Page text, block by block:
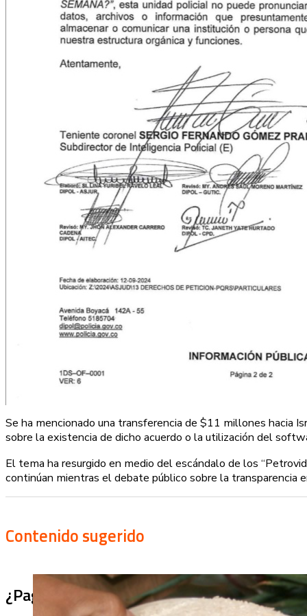
Se ha mencionado una transferencia de $11 millones hacia
sobre la existencia de dicho acuerdo o la utilización del
El tema ha resurgido en medio del escándalo de los
continúan mientras el debate público sobre la transparencia
Contenido sugerido
¿Pagaron menos de lo permitido por el